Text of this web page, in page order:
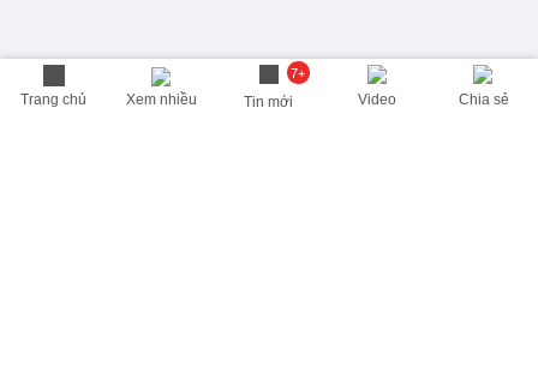
Trang chủ Xem nhiều
7+
Tin mới Video Chia sẻ